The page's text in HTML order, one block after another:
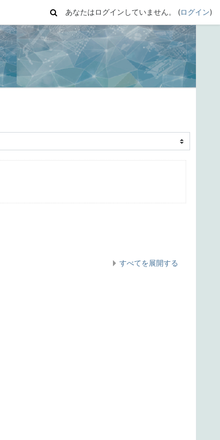
あなたはログインしていません。 (ログイン)
すべてを展開する